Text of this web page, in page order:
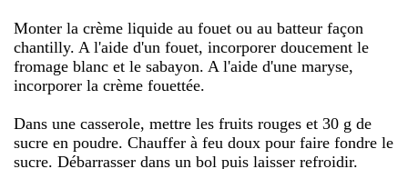
Monter la crème liquide au fouet ou au batteur façon
chantilly. A l'aide d'un fouet, incorporer doucement le
fromage blanc et le sabayon. A l'aide d'une maryse,
incorporer la crème fouettée.
Dans une casserole, mettre les fruits rouges et 30 g de
sucre en poudre. Chauffer à feu doux pour faire fondre le
sucre. Débarrasser dans un bol puis laisser refroidir.